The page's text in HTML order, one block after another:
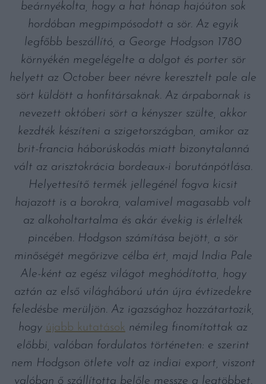
beárnyékolta, hogy a hat hónap hajóúton sok
hordóban megpimpósodott a sör. Az egyik
legfőbb beszállító, a George Hodgson 1780
környékén megelégelte a dolgot és porter sör
helyett az October beer névre keresztelt pale ale
sört küldött a honfitársaknak. Az árpabornak is
nevezett októberi sört a kényszer szülte, akkor
kezdték készíteni a szigetországban, amikor az
brit-francia háborúskodás miatt bizonytalanná
vált az arisztokrácia bordeaux-i borutánpótlása.
Helyettesítő termék jellegénél fogva kicsit
hajazott is a borokra, valamivel magasabb volt
az alkoholtartalma és akár évekig is érlelték
pincében. Hodgson számítása bejött, a sör
minőségét megőrizve célba ért, majd India Pale
Ale-ként az egész világot meghódította, hogy
aztán az első világháború után újra évtizedekre
feledésbe merüljön. Az igazsághoz hozzátartozik,
hogy újabb kutatások némileg finomítottak az
előbbi, valóban fordulatos történeten: e szerint
nem Hodgson ötlete volt az indiai export, viszont
valóban ő szállította belőle messze a legtöbbet.